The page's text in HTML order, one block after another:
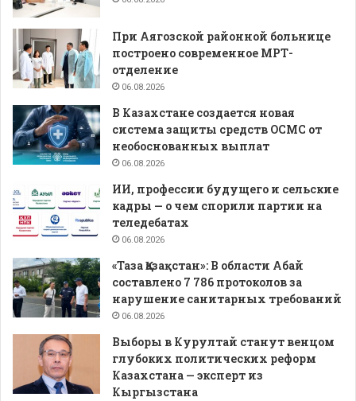
При Аягозской районной больнице
построено современное МРТ-
отделение
06.08.2026
В Казахстане создается новая
система защиты средств ОСМС от
необоснованных выплат
06.08.2026
ИИ, профессии будущего и сельские
кадры — о чем спорили партии на
теледебатах
06.08.2026
«Таза Қазақстан»: В области Абай
составлено 7 786 протоколов за
нарушение санитарных требований
06.08.2026
Выборы в Курултай станут венцом
глубоких политических реформ
Казахстана — эксперт из
Кыргызстана